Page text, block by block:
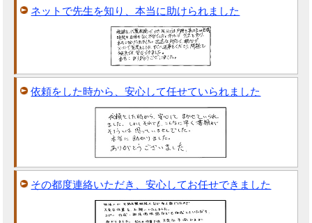
ネットで先生を知り、本当に助けられました
依頼をした時から、安心して任せていられました
その都度連絡いただき、安心してお任せできました